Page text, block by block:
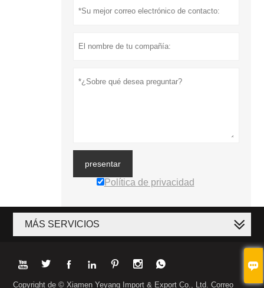

presentar
Política de privacidad
MÁS SERVICIOS
      
Copyright de © Xiamen Yeyang Import & Export Co., Ltd. Correo